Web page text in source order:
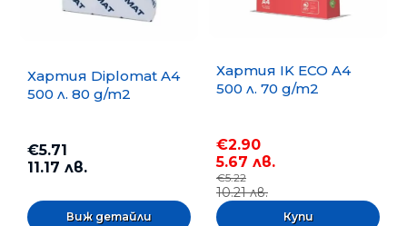
Хартия Diplomat A4
500 л. 80 g/m2
€5.71
11.17 лв.
Виж детайли
Хартия IK ECO A4
500 л. 70 g/m2
€2.90
5.67 лв.
€5.22
10.21 лв.